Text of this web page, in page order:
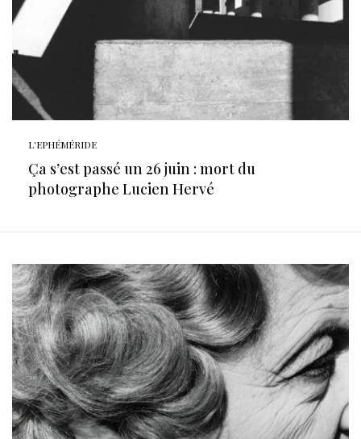
L'EPHÉMÉRIDE
Ça s’est passé un 26 juin : mort du
photographe Lucien Hervé